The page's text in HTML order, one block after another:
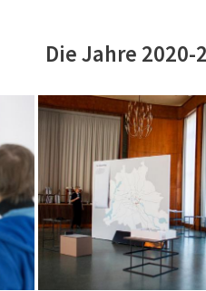
Die Jahre